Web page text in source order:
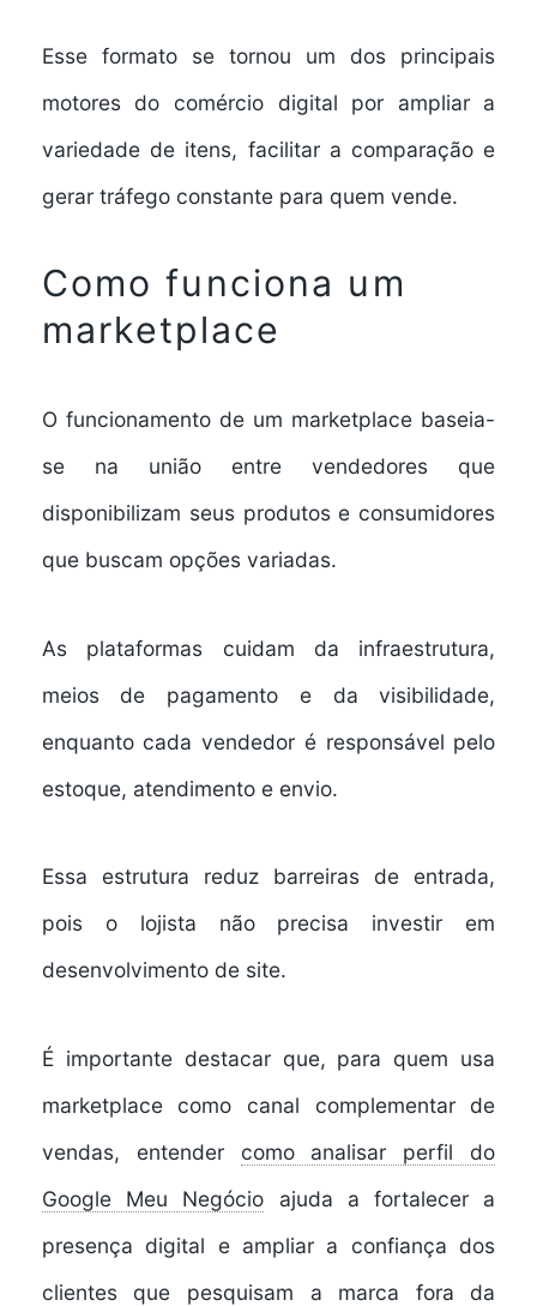
Esse formato se tornou um dos principais
motores do comércio digital por ampliar a
variedade de itens, facilitar a comparação e
gerar tráfego constante para quem vende.
Como funciona um
marketplace
O funcionamento de um marketplace baseia-
se na união entre vendedores que
disponibilizam seus produtos e consumidores
que buscam opções variadas.
As plataformas cuidam da infraestrutura,
meios de pagamento e da visibilidade,
enquanto cada vendedor é responsável pelo
estoque, atendimento e envio.
Essa estrutura reduz barreiras de entrada,
pois o lojista não precisa investir em
desenvolvimento de site.
É importante destacar que, para quem usa
marketplace como canal complementar de
vendas, entender como analisar perfil do
Google Meu Negócio ajuda a fortalecer a
presença digital e ampliar a confiança dos
clientes que pesquisam a marca fora da